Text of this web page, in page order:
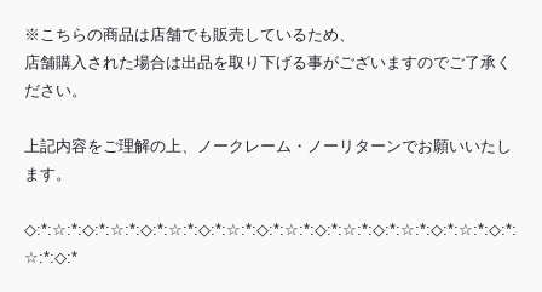
※こちらの商品は店舗でも販売しているため、
店舗購入された場合は出品を取り下げる事がございますのでご了承く
ださい。
上記内容をご理解の上、ノークレーム・ノーリターンでお願いいたし
ます。
◇:*:☆:*:◇:*:☆:*:◇:*:☆:*:◇:*:☆:*:◇:*:☆:*:◇:*:☆:*:◇:*:☆:*:◇:*:☆:*:◇:*:
☆:*:◇:*